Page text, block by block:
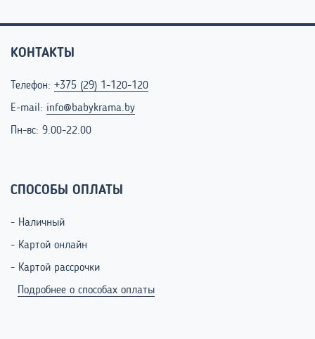
КОНТАКТЫ
Телефон: +375 (29) 1-120-120
E-mail: info@babykrama.by
Пн-вс: 9.00-22.00
СПОСОБЫ ОПЛАТЫ
- Наличный
- Картой онлайн
- Картой рассрочки
Подробнее о способах оплаты